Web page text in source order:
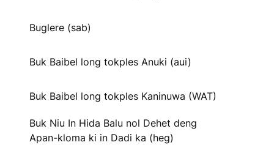
Buglere (sab)
Buk Baibel long tokples Anuki (aui)
Buk Baibel long tokples Kaninuwa (WAT)
Buk Niu In Hida Balu nol Dehet deng
Apan-kloma ki in Dadi ka (heg)